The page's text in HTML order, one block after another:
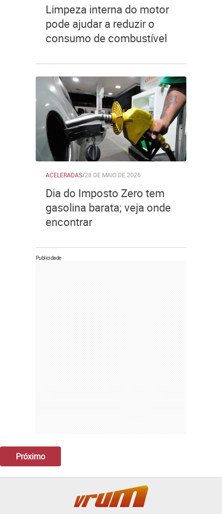
Limpeza interna do motor
pode ajudar a reduzir o
consumo de combustível
ACELERADAS/28 DE MAIO DE 2026
Dia do Imposto Zero tem
gasolina barata; veja onde
encontrar
Publicidade
Próximo